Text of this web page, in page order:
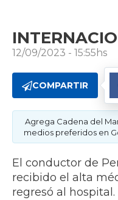
12/09/2023 - 15:55hs
COMPARTIR
Agrega Cadena del
medios preferidos en
El conductor de
recibido el alta
regresó al hospital.